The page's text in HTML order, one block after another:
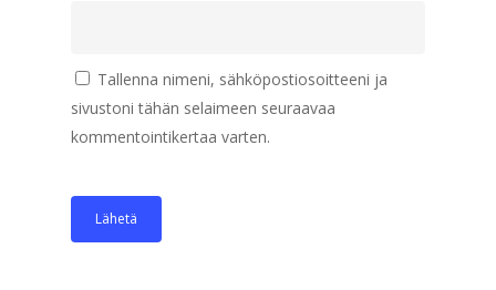
Tallenna nimeni, sähköpostiosoitteeni ja
sivustoni tähän selaimeen seuraavaa
kommentointikertaa varten.